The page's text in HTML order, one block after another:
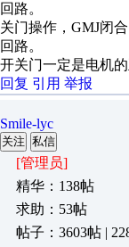
回路。
关门操作，GMJ闭
回路。
开关门一定是电机
回复 引用 举报
Smile-lyc
关注 私信
[管理员]
精华：138帖
求助：53帖
帖子：3603帖 |